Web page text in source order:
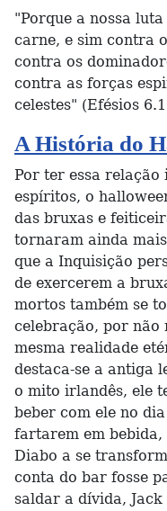
"Porque a nossa
carne, e sim contra
contra os
contra as forças
celestes" (Efésios
A História do
Por ter essa relação
espíritos, o
das bruxas e
tornaram ainda
que a Inquisição
de exercerem a
mortos também se
celebração, por não
mesma realidade
destaca-se a antiga
o mito irlandês, ele
beber com ele no
fartarem em bebida,
Diabo a se
conta do bar fosse
saldar a dívida,